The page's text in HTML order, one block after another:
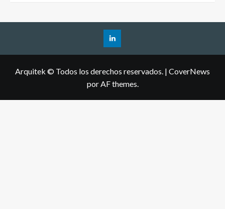
Arquitek © Todos los derechos reservados. | CoverNews
por AF themes.